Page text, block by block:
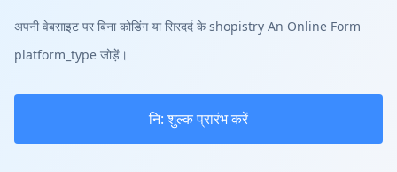
अपनी वेबसाइट पर बिना कोडिंग या सिरदर्द के shopistry An Online Form
platform_type जोड़ें।
नि: शुल्क प्रारंभ करें